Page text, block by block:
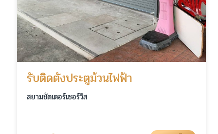
รับติดตั้งประตูม้วนไฟฟ้า
สยามชัตเตอร์เซอร์วิส